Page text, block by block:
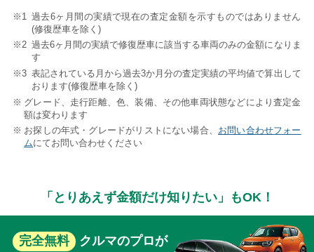
過去6ヶ月間の実績で現在の査定金額を示すものではありません
(修復歴車を除く)
過去6ヶ月間の実績で修復歴車に該当する車両のみの金額になりま
す
表記されている月から過去3か月分の査定実績の平均値で算出して
おります(修復歴車を除く)
グレード、走行距離、色、装備、その他車両状態などにより査定金
額は変わります
お探しの年式・グレードがリストにない場合、 お問い合わせフォー
ムにてお問い合わせください
「とりあえず金額だけ知りたい」もOK！
完全無料 クルマのプロが